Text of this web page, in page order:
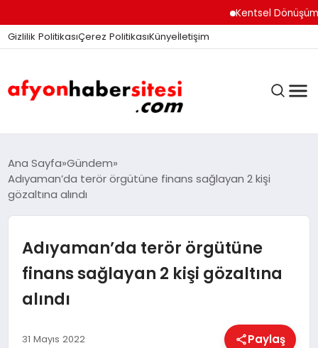
Kentsel Dönüşüm Ofisi
Gizlilik PolitikasıÇerez PolitikasıKünyeİletişim
ANASAYFA
GÜNDEM
DÜNYA
Ana Sayfa Gündem
Adıyaman’da terör örgütüne finans sağlayan 2 kişi
gözaltına alındı
Adıyaman’da terör örgütüne
finans sağlayan 2 kişi gözaltına
alındı
31 Mayıs 2022 Paylaş